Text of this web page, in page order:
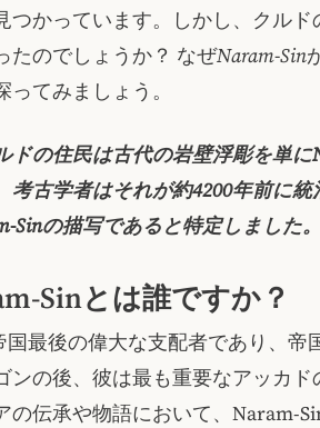
つかっています。しかし、クル
たのでしょうか？ なぜNaram-Sin
てみましょう。
ドの住民は古代の岩壁浮彫を単に
考古学者はそれが約4200年前に
Sinの描写であると特定しました。
Sinとは誰ですか？
最後の偉大な支配者であり、帝
ンの後、彼は最も重要なアッカ
の伝承や物語において、Naram-